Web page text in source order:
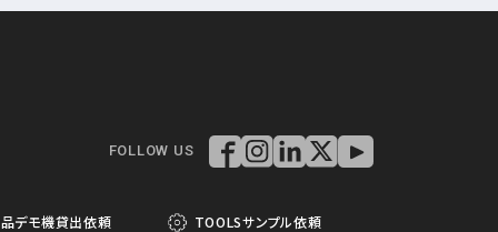
FOLLOW US
デモ機貸出依頼 TOOLSサンプル依頼